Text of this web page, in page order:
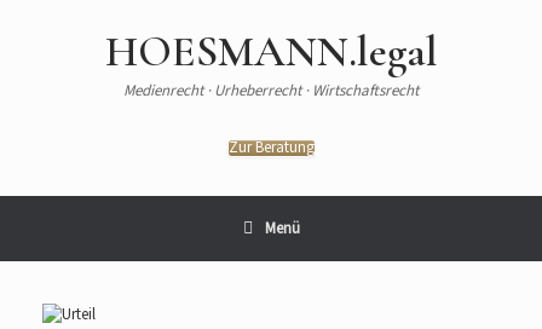
HOESMANN.legal
Medienrecht · Urheberrecht · Wirtschaftsrecht
Zur Beratung
Menü